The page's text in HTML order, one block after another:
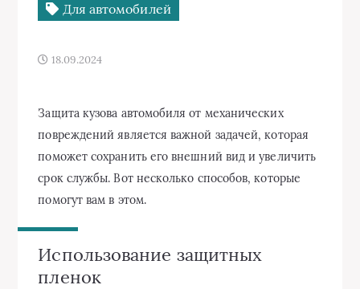
Для автомобилей
18.09.2024
Защита кузова автомобиля от механических
повреждений является важной задачей, которая
поможет сохранить его внешний вид и увеличить
срок службы. Вот несколько способов, которые
помогут вам в этом.
Использование защитных
пленок